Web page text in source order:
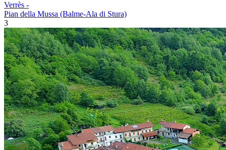
Verrès -
Pian della Mussa (Balme-Ala di Stura)
3